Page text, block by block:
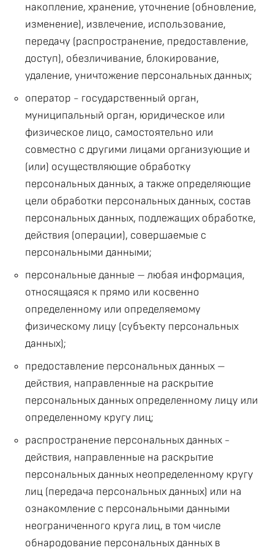
накопление, хранение, уточнение (обновление,
изменение), извлечение, использование,
передачу (распространение, предоставление,
доступ), обезличивание, блокирование,
удаление, уничтожение персональных данных;
оператор - государственный орган,
муниципальный орган, юридическое или
физическое лицо, самостоятельно или
совместно с другими лицами организующие и
(или) осуществляющие обработку
персональных данных, а также определяющие
цели обработки персональных данных, состав
персональных данных, подлежащих обработке,
действия (операции), совершаемые с
персональными данными;
персональные данные – любая информация,
относящаяся к прямо или косвенно
определенному или определяемому
физическому лицу (субъекту персональных
данных);
предоставление персональных данных –
действия, направленные на раскрытие
персональных данных определенному лицу или
определенному кругу лиц;
распространение персональных данных -
действия, направленные на раскрытие
персональных данных неопределенному кругу
лиц (передача персональных данных) или на
ознакомление с персональными данными
неограниченного круга лиц, в том числе
обнародование персональных данных в